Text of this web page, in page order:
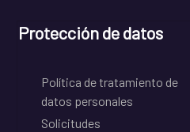
Protección de datos
Política de tratamiento de
datos personales
Solicitudes